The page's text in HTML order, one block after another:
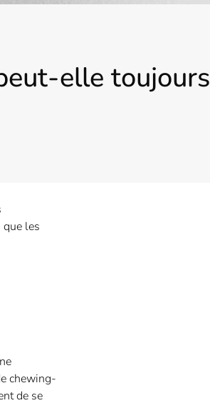
elle toujours
les
chewing-
de se